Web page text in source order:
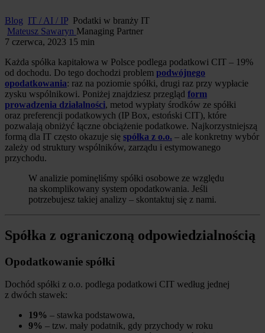
Blog IT / AI / IP Podatki w branży IT
Mateusz Sawaryn Managing Partner
7 czerwca, 2023 15 min
Każda spółka kapitałowa w Polsce podlega podatkowi CIT – 19%
od dochodu. Do tego dochodzi problem podwójnego
opodatkowania: raz na poziomie spółki, drugi raz przy wypłacie
zysku wspólnikowi. Poniżej znajdziesz przegląd form
prowadzenia działalności, metod wypłaty środków ze spółki
oraz preferencji podatkowych (IP Box, estoński CIT), które
pozwalają obniżyć łączne obciążenie podatkowe. Najkorzystniejszą
formą dla IT często okazuje się spółka z o.o. – ale konkretny wybór
zależy od struktury wspólników, zarządu i estymowanego
przychodu.
W analizie pominęliśmy spółki osobowe ze względu
na skomplikowany system opodatkowania. Jeśli
potrzebujesz takiej analizy – skontaktuj się z nami.
Spółka z ograniczoną odpowiedzialnością
Opodatkowanie spółki
Dochód spółki z o.o. podlega podatkowi CIT według jednej
z dwóch stawek:
19% – stawka podstawowa,
9% – tzw. mały podatnik, gdy przychody w roku